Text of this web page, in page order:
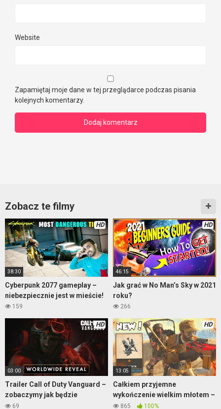
Website
Zapamiętaj moje dane w tej przeglądarce podczas pisania
kolejnych komentarzy.
Zobacz te filmy
HD
38:30
Cyberpunk 2077 gameplay –
niebezpiecznie jest w mieście!
159
HD
46:15
Jak grać w No Man’s Sky w 2021
roku?
266
HD
03:00
Trailer Call of Duty Vanguard –
zobaczymy jak będzie
naprawdę
69
HD
13:05
Całkiem przyjemne
wykończenie wielkim młotem –
Warzone
865 100%